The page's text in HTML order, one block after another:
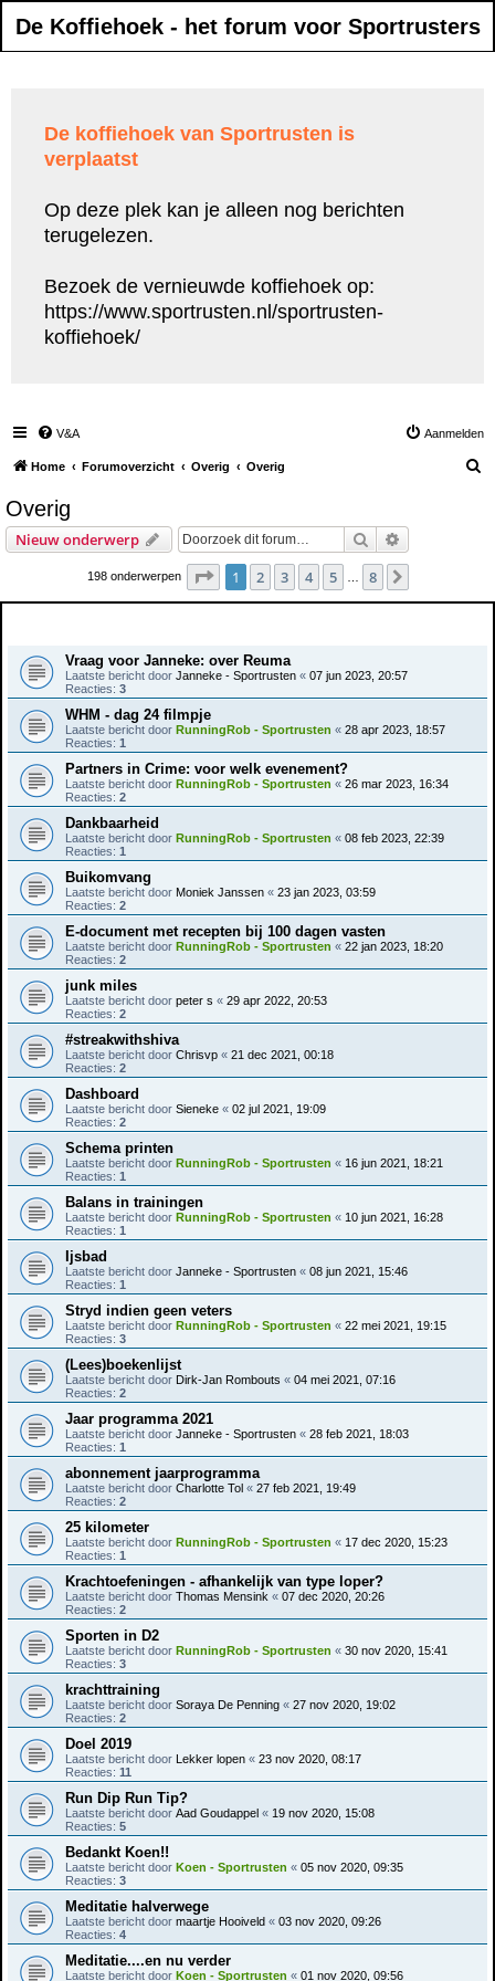
De Koffiehoek - het forum voor Sportrusters
De koffiehoek van Sportrusten is
verplaatst
Op deze plek kan je alleen nog berichten
terugelezen.
Bezoek de vernieuwde koffiehoek op:
https://www.sportrusten.nl/sportrusten-
koffiehoek/
V&A Aanmelden
Home Forumoverzicht Overig Overig
Overig
Nieuw onderwerp Zoek
198 onderwerpen Pagina van 8
1 2 3 4 5 8
Vraag voor Janneke: over Reuma
Laatste bericht door Janneke - Sportrusten « 07 jun 2023, 20:57
Reacties: 3
WHM - dag 24 filmpje
Laatste bericht door RunningRob - Sportrusten « 28 apr 2023, 18:57
Reacties: 1
Partners in Crime: voor welk evenement?
Laatste bericht door RunningRob - Sportrusten « 26 mar 2023, 16:34
Reacties: 2
Dankbaarheid
Laatste bericht door RunningRob - Sportrusten « 08 feb 2023, 22:39
Reacties: 1
Buikomvang
Laatste bericht door Moniek Janssen « 23 jan 2023, 03:59
Reacties: 2
E-document met recepten bij 100 dagen vasten
Laatste bericht door RunningRob - Sportrusten « 22 jan 2023, 18:20
Reacties: 2
junk miles
Laatste bericht door peter s « 29 apr 2022, 20:53
Reacties: 2
#streakwithshiva
Laatste bericht door Chrisvp « 21 dec 2021, 00:18
Reacties: 2
Dashboard
Laatste bericht door Sieneke « 02 jul 2021, 19:09
Reacties: 2
Schema printen
Laatste bericht door RunningRob - Sportrusten « 16 jun 2021, 18:21
Reacties: 1
Balans in trainingen
Laatste bericht door RunningRob - Sportrusten « 10 jun 2021, 16:28
Reacties: 1
Ijsbad
Laatste bericht door Janneke - Sportrusten « 08 jun 2021, 15:46
Reacties: 1
Stryd indien geen veters
Laatste bericht door RunningRob - Sportrusten « 22 mei 2021, 19:15
Reacties: 3
(Lees)boekenlijst
Laatste bericht door Dirk-Jan Rombouts « 04 mei 2021, 07:16
Reacties: 2
Jaar programma 2021
Laatste bericht door Janneke - Sportrusten « 28 feb 2021, 18:03
Reacties: 1
abonnement jaarprogramma
Laatste bericht door Charlotte Tol « 27 feb 2021, 19:49
Reacties: 2
25 kilometer
Laatste bericht door RunningRob - Sportrusten « 17 dec 2020, 15:23
Reacties: 1
Krachtoefeningen - afhankelijk van type loper?
Laatste bericht door Thomas Mensink « 07 dec 2020, 20:26
Reacties: 2
Sporten in D2
Laatste bericht door RunningRob - Sportrusten « 30 nov 2020, 15:41
Reacties: 3
krachttraining
Laatste bericht door Soraya De Penning « 27 nov 2020, 19:02
Reacties: 2
Doel 2019
Laatste bericht door Lekker lopen « 23 nov 2020, 08:17
Reacties: 11
Run Dip Run Tip?
Laatste bericht door Aad Goudappel « 19 nov 2020, 15:08
Reacties: 5
Bedankt Koen!!
Laatste bericht door Koen - Sportrusten « 05 nov 2020, 09:35
Reacties: 3
Meditatie halverwege
Laatste bericht door maartje Hooiveld « 03 nov 2020, 09:26
Reacties: 4
Meditatie....en nu verder
Laatste bericht door Koen - Sportrusten « 01 nov 2020, 09:56